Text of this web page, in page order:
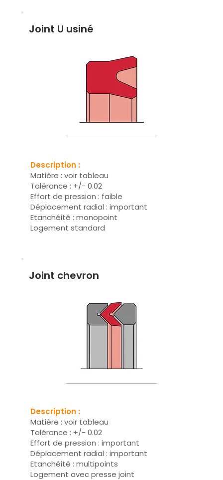
Description :
Matière : voir tableau
Tolérance : +/- 0.02
Effort de pression : faible
Déplacement radial : important
Etanchéité : monopoint
Logement standard
Joint U usiné
Description :
Matière : voir tableau
Tolérance : +/- 0.02
Effort de pression : important
Déplacement radial : important
Etanchéité : multipoints
Logement avec presse joint
Joint chevron